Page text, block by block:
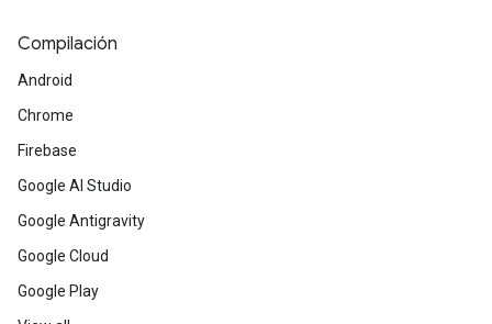
Compilación
Android
Chrome
Firebase
Google AI Studio
Google Antigravity
Google Cloud
Google Play